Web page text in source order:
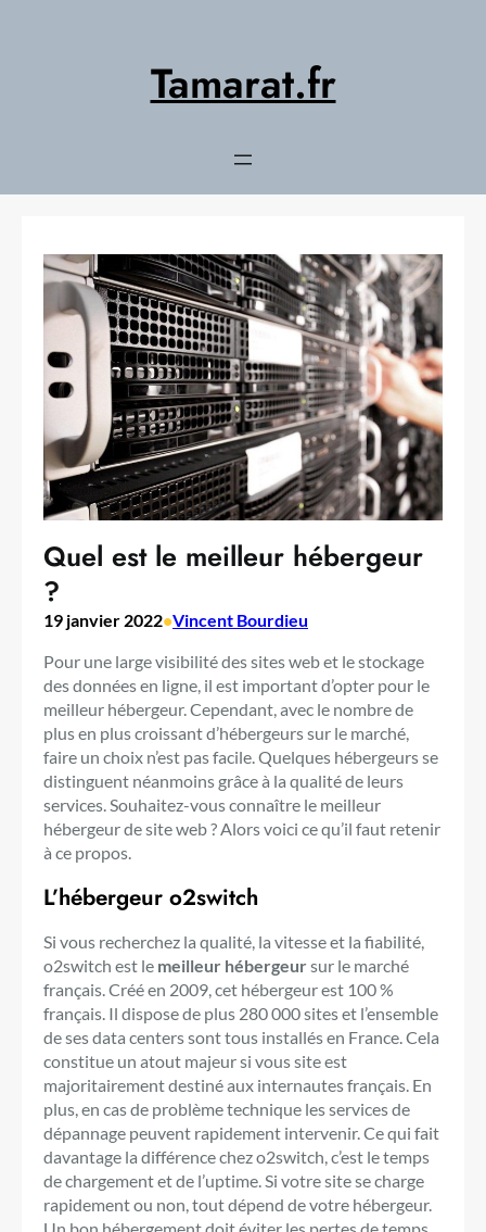
Tamarat.fr
Quel est le meilleur hébergeur
?
19 janvier 2022•Vincent Bourdieu
Pour une large visibilité des sites web et le stockage
des données en ligne, il est important d’opter pour le
meilleur hébergeur. Cependant, avec le nombre de
plus en plus croissant d’hébergeurs sur le marché,
faire un choix n’est pas facile. Quelques hébergeurs se
distinguent néanmoins grâce à la qualité de leurs
services. Souhaitez-vous connaître le meilleur
hébergeur de site web ? Alors voici ce qu’il faut retenir
à ce propos.
L’hébergeur o2switch
Si vous recherchez la qualité, la vitesse et la fiabilité,
o2switch est le meilleur hébergeursur le marché
français. Créé en 2009, cet hébergeur est 100 %
français. Il dispose de plus 280 000 sites et l’ensemble
de ses data centers sont tous installés en France. Cela
constitue un atout majeur si vous site est
majoritairement destiné aux internautes français. En
plus, en cas de problème technique les services de
dépannage peuvent rapidement intervenir. Ce qui fait
davantage la différence chez o2switch, c’est le temps
de chargement et de l’uptime. Si votre site se charge
rapidement ou non, tout dépend de votre hébergeur.